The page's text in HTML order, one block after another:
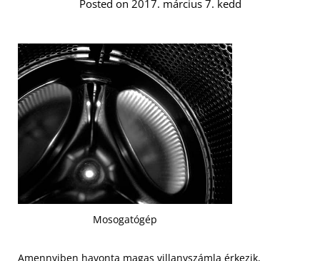
Posted on 2017. március 7. kedd
Mosogatógép
Amennyiben havonta magas villanyszámla érkezik,